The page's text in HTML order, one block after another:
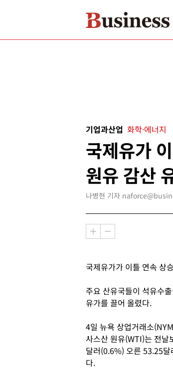
기업과산업 화학·에너지
국제유가
원유 감산
나병현 기자
국제유가가 이틀 연속 상
주요 산유국들이 석유수
유가를 끌어 올렸다.
4일 뉴욕 상업거래소
사스산 원유(WTI)는 전날
달러(0.6%) 오른 53.25달
다.